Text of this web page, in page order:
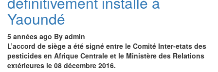
Yaoundé
5 années ago By admin
L’accord de siège a été signé entre le Comité Inter-etats des
pesticides en Afrique Centrale et le Ministère des Relations
extérieures le 08 décembre 2016.